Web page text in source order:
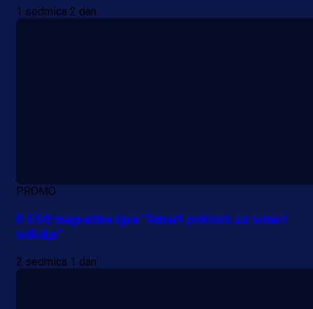
1 sedmica 2 dan
PROMO
II ESG nagradna igra "Smart pokloni za smart
odluke"
2 sedmica 1 dan